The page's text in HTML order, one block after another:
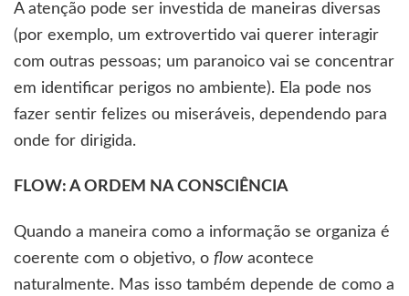
A atenção pode ser investida de maneiras diversas
(por exemplo, um extrovertido vai querer interagir
com outras pessoas; um paranoico vai se concentrar
em identificar perigos no ambiente). Ela pode nos
fazer sentir felizes ou miseráveis, dependendo para
onde for dirigida.
FLOW: A ORDEM NA CONSCIÊNCIA
Quando a maneira como a informação se organiza é
coerente com o objetivo, o flow acontece
naturalmente. Mas isso também depende de como a